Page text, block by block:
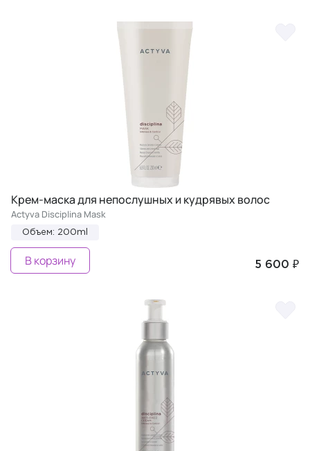
Крем-маска для непослушных и кудрявых волос
Actyva Disciplina Mask
Объем: 200ml
5 600 ₽
В корзину